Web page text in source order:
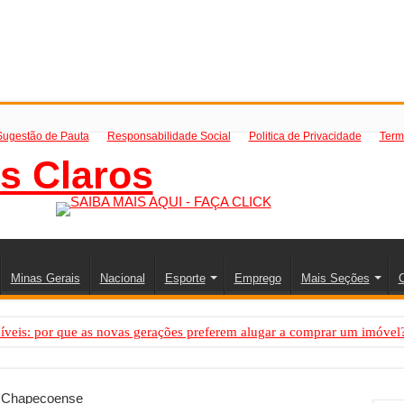
de Pauta Responsabilidade Social Politica de Privacidade
Minas Gerais Nacional Esporte Emprego Mais Seções
por que as novas gerações preferem alugar a comprar um
transfer passeios e traslados em Porto Seguro, Bahia